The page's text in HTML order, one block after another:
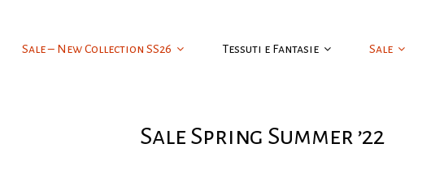
Sale – New Collection SS26 Tessuti e Fantasie Sale
Sale Spring Summer ’22